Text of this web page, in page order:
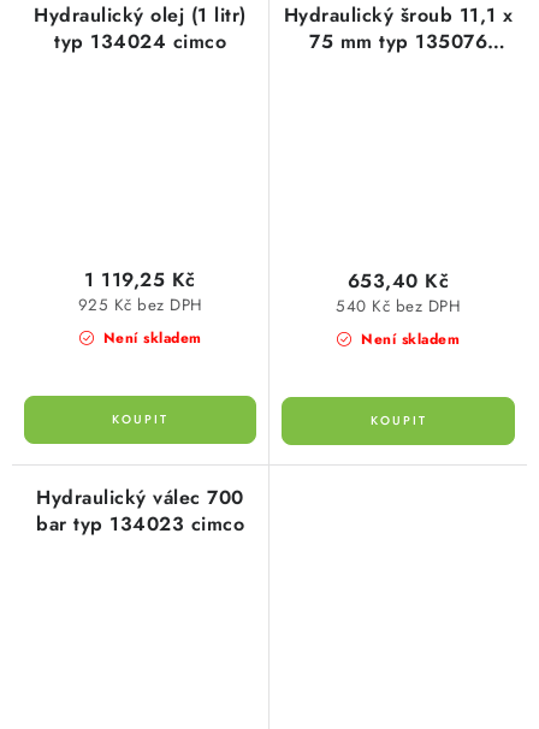
Hydraulický olej (1 litr)
typ 134024 cimco
Není skladem
925 Kč bez DPH
1 119,25 Kč
Hydraulický šroub 11,1 x
75 mm typ 135076
Není skladem
540 Kč bez DPH
653,40 Kč
Hydraulický válec 700
bar typ 134023 cimco